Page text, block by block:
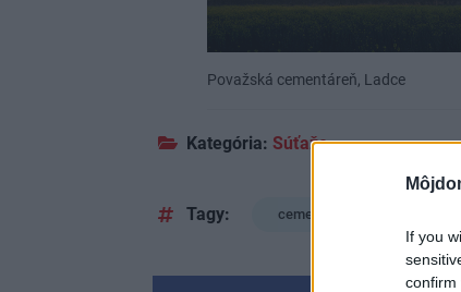
If you
confirm
Považská cementáreň, Ladce
Kategória: Súťaže
Tagy: cement